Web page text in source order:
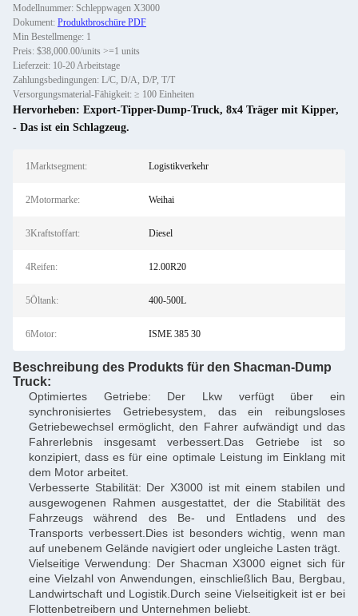
Modellnummer: Schleppwagen X3000
Dokument: Produktbroschüre PDF
Min Bestellmenge: 1
Preis: $38,000.00/units >=1 units
Lieferzeit: 10-20 Arbeitstage
Zahlungsbedingungen: L/C, D/A, D/P, T/T
Versorgungsmaterial-Fähigkeit: ≥ 100 Einheiten
Hervorheben: Export-Tipper-Dump-Truck, 8x4 Träger mit Kipper,
- Das ist ein Schlagzeug.
1Marktsegment: Logistikverkehr
2Motormarke: Weihai
3Kraftstoffart: Diesel
4Reifen: 12.00R20
5Öltank: 400-500L
6Motor: ISME 385 30
Beschreibung des Produkts für den Shacman-Dump
Truck:
Optimiertes Getriebe: Der Lkw verfügt über ein
synchronisiertes Getriebesystem, das ein reibungsloses
Getriebewechsel ermöglicht, den Fahrer aufwändigt und das
Fahrerlebnis insgesamt verbessert.Das Getriebe ist so
konzipiert, dass es für eine optimale Leistung im Einklang mit
dem Motor arbeitet.
Verbesserte Stabilität: Der X3000 ist mit einem stabilen und
ausgewogenen Rahmen ausgestattet, der die Stabilität des
Fahrzeugs während des Be- und Entladens und des
Transports verbessert.Dies ist besonders wichtig, wenn man
auf unebenem Gelände navigiert oder ungleiche Lasten trägt.
Vielseitige Verwendung: Der Shacman X3000 eignet sich für
eine Vielzahl von Anwendungen, einschließlich Bau, Bergbau,
Landwirtschaft und Logistik.Durch seine Vielseitigkeit ist er bei
Flottenbetreibern und Unternehmen beliebt.